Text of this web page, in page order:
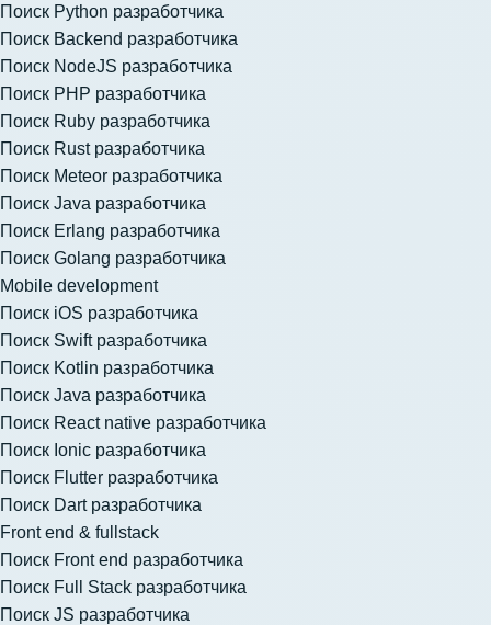
Поиск Python разработчика
Поиск Backend разработчика
Поиск NodeJS разработчика
Поиск PHP разработчика
Поиск Ruby разработчика
Поиск Rust разработчика
Поиск Meteor разработчика
Поиск Java разработчика
Поиск Erlang разработчика
Поиск Golang разработчика
Mobile development
Поиск iOS разработчика
Поиск Swift разработчика
Поиск Kotlin разработчика
Поиск Java разработчика
Поиск React native разработчика
Поиск Ionic разработчика
Поиск Flutter разработчика
Поиск Dart разработчика
Front end & fullstack
Поиск Front end разработчика
Поиск Full Stack разработчика
Поиск JS разработчика